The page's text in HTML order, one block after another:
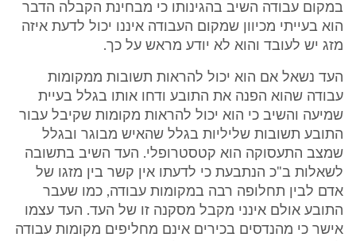
במקום עבודה השיב בהגינותו כי מבחינת הקבלה הדבר
הוא בעייתי מכיוון שמקום העבודה איננו יכול לדעת איזה
מזג יש לעובד והוא לא יודע מראש על כך.
העד נשאל אם הוא יכול להראות תשובות ממקומות
עבודה שהוא הפנה את התובע ודחו אותו בגלל בעיית
שמיעה והשיב כי הוא יכול להראות מקומות שקיבל עבור
התובע תשובות שליליות בגלל שהאיש מבוגר ובגלל
שמצב התעסוקה הוא קטסטרופלי. העד השיב בתשובה
לשאלות ב"כ הנתבעת כי לדעתו אין קשר בין מזגו של
אדם לבין תחלופה רבה במקומות עבודה, כמו שעבר
התובע אולם אינני מקבל מסקנה זו של העד. העד עצמו
אישר כי מהנדסים בכירים אינם מחליפים מקומות עבודה